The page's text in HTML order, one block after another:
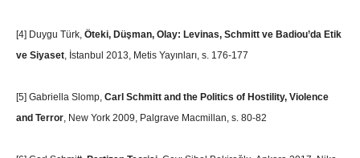
[4] Duygu Türk, Öteki, Düşman, Olay: Levinas, Schmitt ve Badiou’da Etik
ve Siyaset, İstanbul 2013, Metis Yayınları, s. 176-177
[5] Gabriella Slomp, Carl Schmitt and the Politics of Hostility, Violence
and Terror, New York 2009, Palgrave Macmillan, s. 80-82